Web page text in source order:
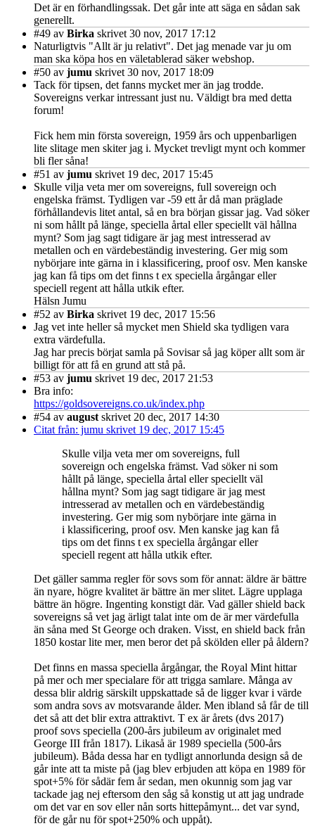
Det är en förhandlingssak. Det går inte att säga en sådan sak
generellt.
#49 av Birka skrivet 30 nov, 2017 17:12
Naturligtvis "Allt är ju relativt". Det jag menade var ju om
man ska köpa hos en väletablerad säker webshop.
#50 av jumu skrivet 30 nov, 2017 18:09
Tack för tipsen, det fanns mycket mer än jag trodde.
Sovereigns verkar intressant just nu. Väldigt bra med detta
forum!
Fick hem min första sovereign, 1959 års och uppenbarligen
lite slitage men skiter jag i. Mycket trevligt mynt och kommer
bli fler såna!
#51 av jumu skrivet 19 dec, 2017 15:45
Skulle vilja veta mer om sovereigns, full sovereign och
engelska främst. Tydligen var -59 ett år då man präglade
förhållandevis litet antal, så en bra början gissar jag. Vad söker
ni som hållt på länge, speciella årtal eller speciellt väl hållna
mynt? Som jag sagt tidigare är jag mest intresserad av
metallen och en värdebeständig investering. Ger mig som
nybörjare inte gärna in i klassificering, proof osv. Men kanske
jag kan få tips om det finns t ex speciella årgångar eller
speciell regent att hålla utkik efter.
Hälsn Jumu
#52 av Birka skrivet 19 dec, 2017 15:56
Jag vet inte heller så mycket men Shield ska tydligen vara
extra värdefulla.
Jag har precis börjat samla på Sovisar så jag köper allt som är
billigt för att få en grund att stå på.
#53 av jumu skrivet 19 dec, 2017 21:53
Bra info:
https://goldsovereigns.co.uk/index.php
#54 av august skrivet 20 dec, 2017 14:30
Citat från: jumu skrivet 19 dec, 2017 15:45
Skulle vilja veta mer om sovereigns, full
sovereign och engelska främst. Vad söker ni som
hållt på länge, speciella årtal eller speciellt väl
hållna mynt? Som jag sagt tidigare är jag mest
intresserad av metallen och en värdebeständig
investering. Ger mig som nybörjare inte gärna in
i klassificering, proof osv. Men kanske jag kan få
tips om det finns t ex speciella årgångar eller
speciell regent att hålla utkik efter.
Det gäller samma regler för sovs som för annat: äldre är bättre
än nyare, högre kvalitet är bättre än mer slitet. Lägre upplaga
bättre än högre. Ingenting konstigt där. Vad gäller shield back
sovereigns så vet jag ärligt talat inte om de är mer värdefulla
än såna med St George och draken. Visst, en shield back från
1850 kostar lite mer, men beror det på skölden eller på åldern?
Det finns en massa speciella årgångar, the Royal Mint hittar
på mer och mer specialare för att trigga samlare. Många av
dessa blir aldrig särskilt uppskattade så de ligger kvar i värde
som andra sovs av motsvarande ålder. Men ibland så får de till
det så att det blir extra attraktivt. T ex är årets (dvs 2017)
proof sovs speciella (200-års jubileum av originalet med
George III från 1817). Likaså är 1989 speciella (500-års
jubileum). Båda dessa har en tydligt annorlunda design så de
går inte att ta miste på (jag blev erbjuden att köpa en 1989 för
spot+5% för sådär fem år sedan, men okunnig som jag var
tackade jag nej eftersom den såg så konstig ut att jag undrade
om det var en sov eller nån sorts hittepåmynt... det var synd,
för de går nu för spot+250% och uppåt).